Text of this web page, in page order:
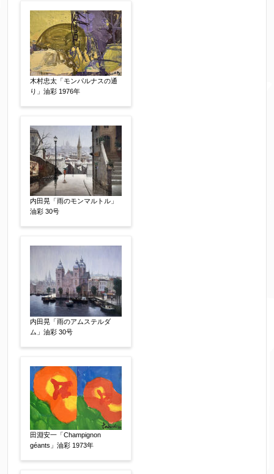
限定番号 【任意】
制作年 【任意】
売却希望時期
【任意】
すぐに売りたい
その他
他社様の査定価格
会社名：
査定額：
※他社様からご提示された査定額がございました
らお知らせください。その価格が適切かお返事申
し上げます。
作品コンディション 【任意】
木村忠太「モンパルナスの通
り」油彩 1976年
内田晃「雨のモンマルトル」
油彩 30号
内田晃「雨のアムステルダ
ム」油彩 30号
田淵安一「Champignon
géants」油彩 1973年